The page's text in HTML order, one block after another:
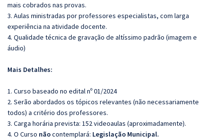
mais cobrados nas provas.
3. Aulas ministradas por professores especialistas, com larga
experiência na atividade docente.
4. Qualidade técnica de gravação de altíssimo padrão (imagem e
áudio)
Mais Detalhes:
1. Curso baseado no edital nº 01/2024
2. Serão abordados os tópicos relevantes (não necessariamente
todos) a critério dos professores.
3. Carga horária prevista: 152 videoaulas (aproximadamente).
4. O Curso nãocontemplará: Legislação Municipal.